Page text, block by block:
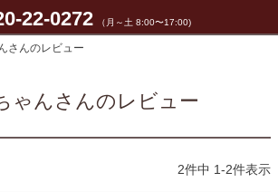
22-0272 （月～土 8:00〜17:00)
さんのレビュー
ゃんさんのレビュー
2件中 1-2件表示